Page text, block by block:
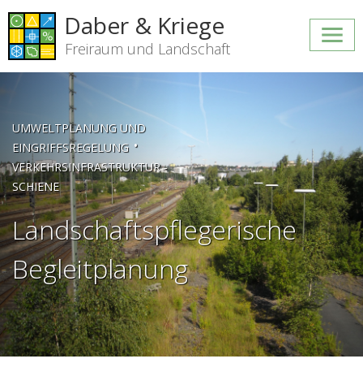
Daber & Kriege
Freiraum und Landschaft
UMWELTPLANUNG UND
EINGRIFFSREGELUNG•
VERKEHRSINFRASTRUKTUR -
SCHIENE
Landschaftspflegerische
Begleitplanung